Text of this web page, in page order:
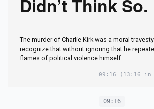
Didn’t Think So.
The murder of Charlie Kirk was a moral
recognize that without ignoring that he
flames of political violence himself.
09:16 (13:16 in
09:16